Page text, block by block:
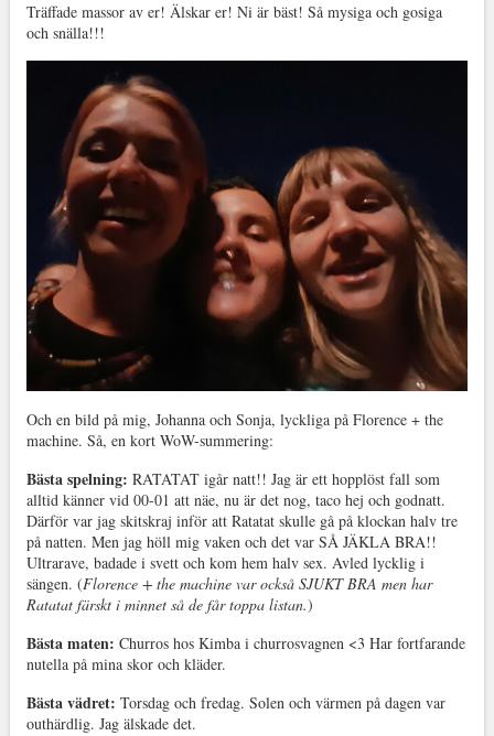
Träffade massor av er! Älskar er! Ni är bäst! Så mysiga och gosiga
och snälla!!!
Och en bild på mig, Johanna och Sonja, lyckliga på Florence + the
machine. Så, en kort WoW-summering:
Bästa spelning: RATATAT igår natt!! Jag är ett hopplöst fall som
alltid känner vid 00-01 att näe, nu är det nog, taco hej och godnatt.
Därför var jag skitskraj inför att Ratatat skulle gå på klockan halv tre
på natten. Men jag höll mig vaken och det var SÅ JÄKLA BRA!!
Ultrarave, badade i svett och kom hem halv sex. Avled lycklig i
sängen. (Florence + the machine var också SJUKT BRA men har
Ratatat färskt i minnet så de får toppa listan.)
Bästa maten: Churros hos Kimba i churrosvagnen <3 Har fortfarande
nutella på mina skor och kläder.
Bästa vädret: Torsdag och fredag. Solen och värmen på dagen var
outhärdlig. Jag älskade det.